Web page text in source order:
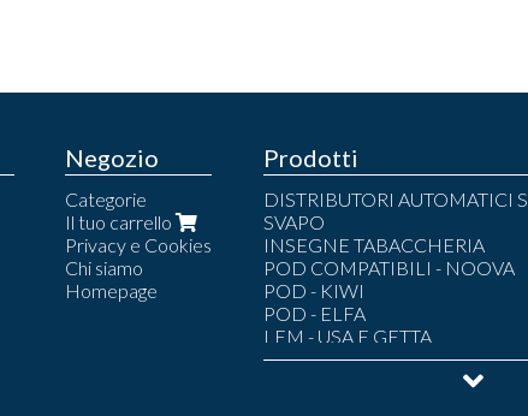
Negozio
Categorie
Il tuo carrello
Privacy e Cookies
Chi siamo
Homepage
Prodotti
DISTRIBUTORI AUTOMATICI
SVAPO
INSEGNE TABACCHERIA
POD COMPATIBILI - NOOVA
POD - KIWI
POD - ELFA
LEM - USA E GETTA
POD - LEM